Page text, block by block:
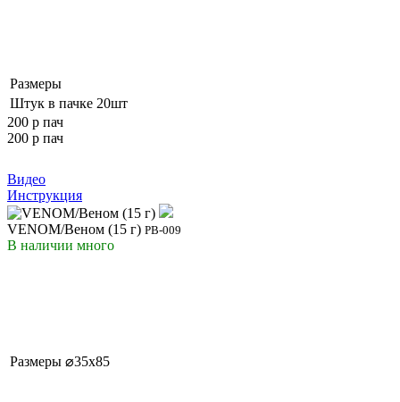
Размеры
Штук в пачке 20шт
200 р пач
200 р пач
Видео
Инструкция
VENOM/Веном (15 г) РВ-009
В наличии много
Размеры ⌀35x85